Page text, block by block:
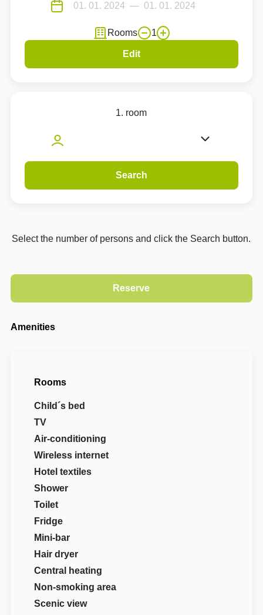
Rooms 1
Edit
1. room
Search
Select the number of persons and click the Search button.
Amenities
Rooms
Child´s bed
TV
Air-conditioning
Wireless internet
Hotel textiles
Shower
Toilet
Fridge
Mini-bar
Hair dryer
Central heating
Non-smoking area
Scenic view